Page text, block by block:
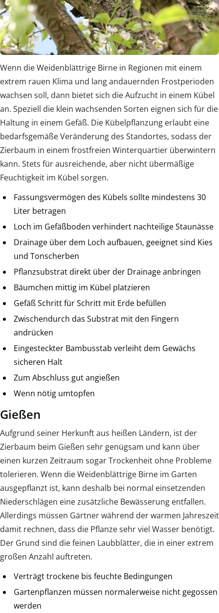
Wenn die Weidenblättrige Birne in Regionen mit einem
extrem rauen Klima und lang andauernden Frostperioden
wachsen soll, dann bietet sich die Aufzucht in einem Kübel
an. Speziell die klein wachsenden Sorten eignen sich für die
Haltung in einem Gefäß. Die Kübelpflanzung erlaubt eine
bedarfsgemäße Veränderung des Standortes, sodass der
Zierbaum in einem frostfreien Winterquartier überwintern
kann. Stets für ausreichende, aber nicht übermäßige
Feuchtigkeit im Kübel sorgen.
Fassungsvermögen des Kübels sollte mindestens 30
Liter betragen
Loch im Gefäßboden verhindert nachteilige Staunässe
Drainage über dem Loch aufbauen, geeignet sind Kies
und Tonscherben
Pflanzsubstrat direkt über der Drainage anbringen
Bäumchen mittig im Kübel platzieren
Gefäß Schritt für Schritt mit Erde befüllen
Zwischendurch das Substrat mit den Fingern
andrücken
Eingesteckter Bambusstab verleiht dem Gewächs
sicheren Halt
Zum Abschluss gut angießen
Wenn nötig umtopfen
Gießen
Aufgrund seiner Herkunft aus heißen Ländern, ist der
Zierbaum beim Gießen sehr genügsam und kann über
einen kurzen Zeitraum sogar Trockenheit ohne Probleme
tolerieren. Wenn die Weidenblättrige Birne im Garten
ausgepflanzt ist, kann deshalb bei normal einsetzenden
Niederschlägen eine zusätzliche Bewässerung entfallen.
Allerdings müssen Gärtner während der warmen Jahreszeit
damit rechnen, dass die Pflanze sehr viel Wasser benötigt.
Der Grund sind die feinen Laubblätter, die in einer extrem
großen Anzahl auftreten.
Verträgt trockene bis feuchte Bedingungen
Gartenpflanzen müssen normalerweise nicht gegossen
werden